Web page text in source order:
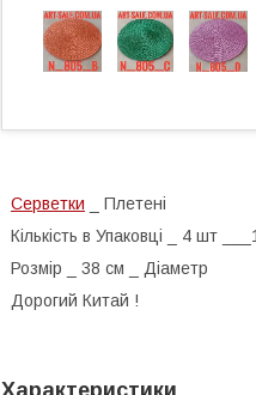
Серветки _ Плетені
Кількість в Упаковці _ 4 шт
Розмір _ 38 см _ Діаметр
Дорогий Китай !
Характеристики